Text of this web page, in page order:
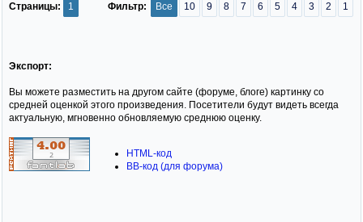
Все 10 9 8 7 6 5 4 3 2 1
Фильтр:
Страницы: 1
Экспорт:
Вы можете разместить на другом сайте (форуме, блоге) картинку со
средней оценкой этого произведения. Посетители будут видеть всегда
актуальную, мгновенно обновляемую среднюю оценку.
HTML-код
BB-код (для форума)